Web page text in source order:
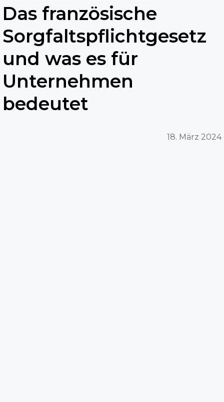
Das französische
Sorgfaltspflichtgesetz
und was es für
Unternehmen
bedeutet
18. März 2024